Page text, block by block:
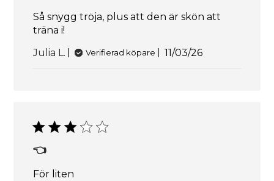
Så snygg tröja, plus att den är skön att
träna i!
Julia L.
Verifierad köpare 11/03/26
👈
För liten